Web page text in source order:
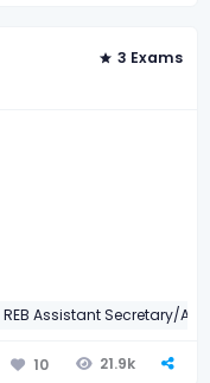
3 Exams
REB Assistant Secretary/
10 21.9k